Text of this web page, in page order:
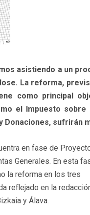
asistiendo a un
La reforma,
como principal
el Impuesto
Donaciones, sufrirán
en fase de
Generales. En esta
la reforma en los tres
reflejado en la
y Álava.